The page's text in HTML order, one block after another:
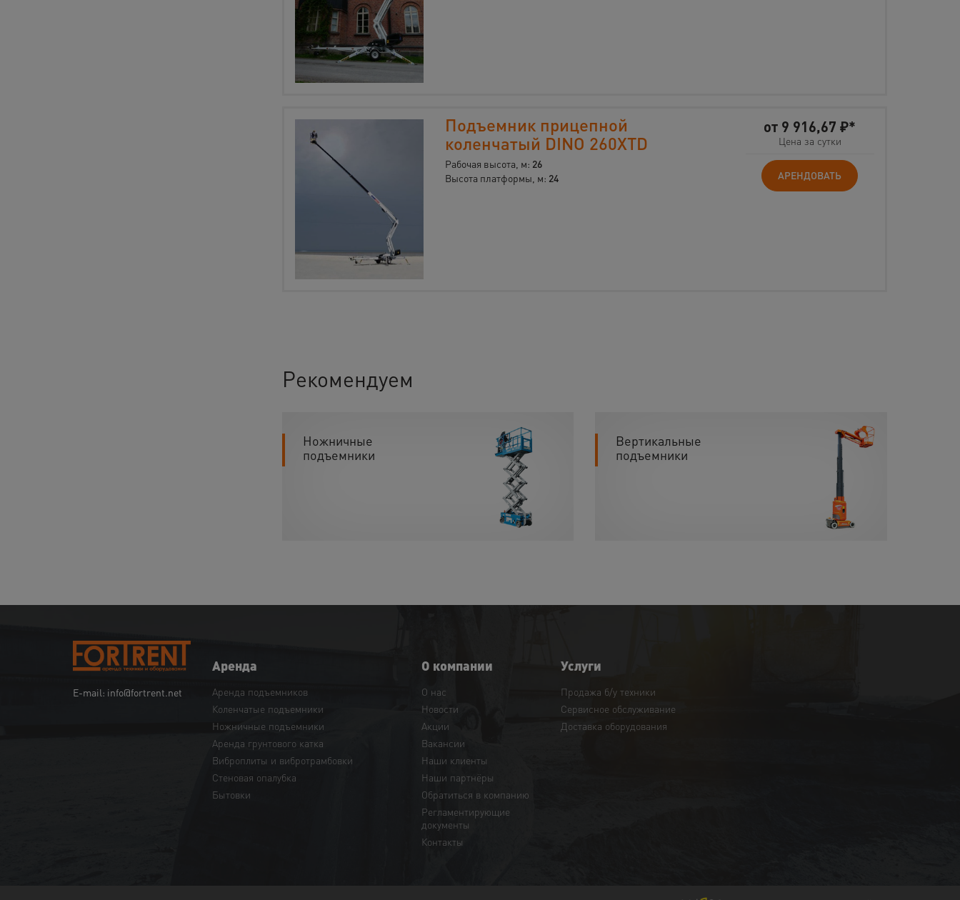
Подъемник прицепной
коленчатый DINO 260XTD
Рабочая высота, м: 26
Высота платформы, м: 24
от 9 916,67 ₽*
Цена за сутки
АРЕНДОВАТЬ
Рекомендуем
Ножничные
подъемники
Вертикальные
подъемники
E-mail: info@fortrent.net
Аренда
Аренда подъемников
Коленчатые подъемники
Ножничные подъемники
Аренда грунтового катка
Виброплиты и вибротрамбовки
Cтеновая опалубка
Бытовки
О компании
О нас
Новости
Акции
Вакансии
Наши клиенты
Наши партнёры
Обратиться в компанию
Регламентирующие
документы
Контакты
Услуги
Продажа б/у техники
Сервисное обслуживание
Доставка оборудования